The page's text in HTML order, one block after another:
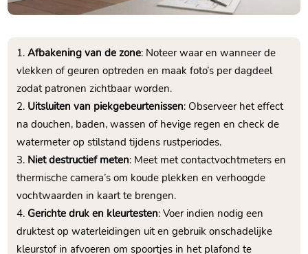
Afbakening van de zone: Noteer waar en wanneer de
vlekken of geuren optreden en maak foto’s per dagdeel
zodat patronen zichtbaar worden.​
Uitsluiten van piekgebeurtenissen: Observeer het effect
na douchen, baden, wassen of hevige regen en check de
watermeter op stilstand tijdens rustperiodes.​
Niet destructief meten: Meet met contactvochtmeters en
thermische camera’s om koude plekken en verhoogde
vochtwaarden in kaart te brengen.​
Gerichte druk en kleurtesten: Voer indien nodig een
druktest op waterleidingen uit en gebruik onschadelijke
kleurstof in afvoeren om spoortjes in het plafond te